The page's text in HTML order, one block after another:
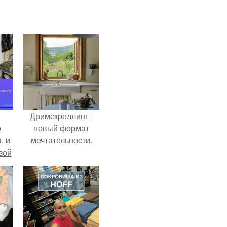
и
Дримскроллинг -
новый формат
мечтательности.